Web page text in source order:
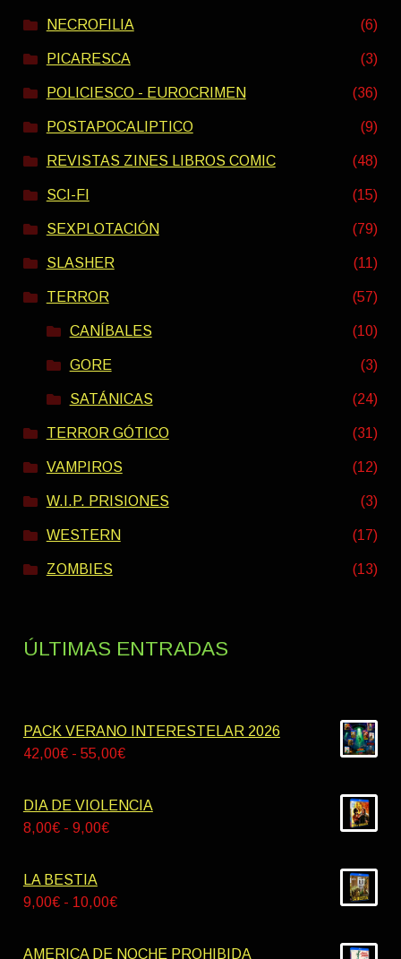
NECROFILIA (6)
PICARESCA (3)
POLICIESCO - EUROCRIMEN (36)
POSTAPOCALIPTICO (9)
REVISTAS ZINES LIBROS COMIC (48)
SCI-FI (15)
SEXPLOTACIÓN (79)
SLASHER (11)
TERROR (57)
CANÍBALES (10)
GORE (3)
SATÁNICAS (24)
TERROR GÓTICO (31)
VAMPIROS (12)
W.I.P. PRISIONES (3)
WESTERN (17)
ZOMBIES (13)
ÚLTIMAS ENTRADAS
PACK VERANO INTERESTELAR 2026
42,00€ - 55,00€Rango
precios:
DIA DE VIOLENCIA
8,00€ - 9,00€Rango
desde
LA BESTIA
9,00€ - 10,00€Rango
precios:
AMERICA DE NOCHE PROHIBIDA